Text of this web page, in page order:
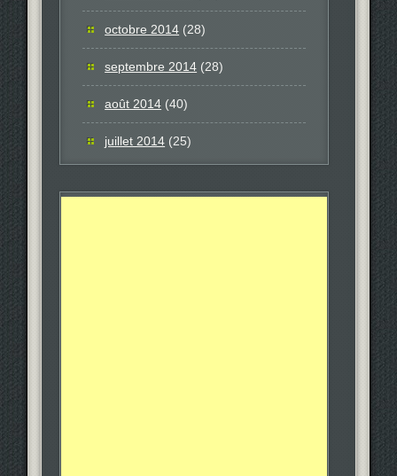
octobre 2014 (28)
septembre 2014 (28)
août 2014 (40)
juillet 2014 (25)